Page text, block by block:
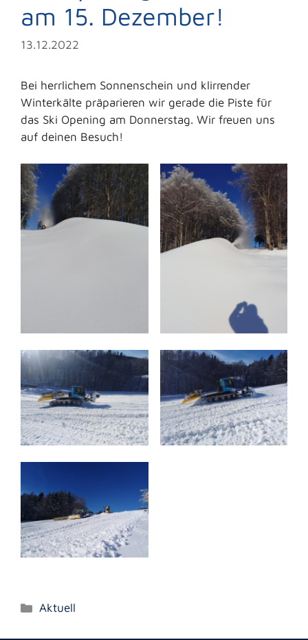
am 15. Dezember!
13.12.2022
Bei herrlichem Sonnenschein und klirrender
Winterkälte präparieren wir gerade die Piste für
das Ski Opening am Donnerstag. Wir freuen uns
auf deinen Besuch!
Kategorien
Aktuell